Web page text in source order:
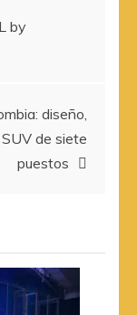
by
diseño,
de siete
puestos